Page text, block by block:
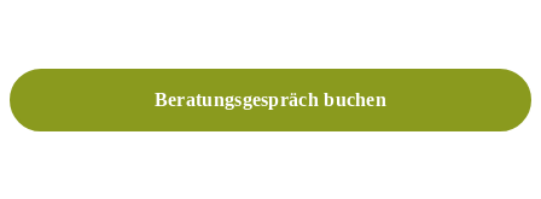
Beratungsgespräch buchen